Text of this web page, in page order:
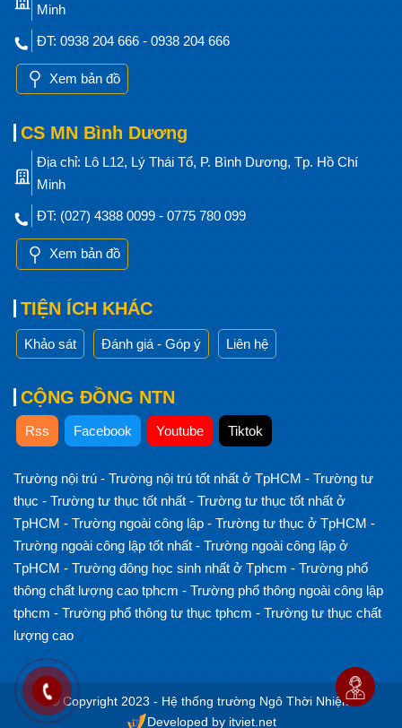
Minh
ĐT: 0938 204 666 - 0938 204 666
Xem bản đồ
CS MN Bình Dương
Địa chỉ: Lô L12, Lý Thái Tổ, P. Bình Dương, Tp. Hồ Chí
Minh
ĐT: (027) 4388 0099 - 0775 780 099
Xem bản đồ
TIỆN ÍCH KHÁC
Khảo sát Đánh giá - Góp ý Liên hệ
CỘNG ĐỒNG NTN
Rss Facebook Youtube Tiktok
Trường nội trú - Trường nội trú tốt nhất ở TpHCM - Trường tư
thục - Trường tư thục tốt nhất - Trường tư thục tốt nhất ở
TpHCM - Trường ngoài công lập - Trường tư thục ở TpHCM -
Trường ngoài công lập tốt nhất - Trường ngoài công lập ở
TpHCM - Trường đông học sinh nhất ở Tphcm - Trường phổ
thông chất lượng cao tphcm - Trường phổ thông ngoài công lập
tphcm - Trường phổ thông tư thục tphcm - Trường tư thục chất
lượng cao
© Copyright 2023 - Hệ thống trường Ngô Thời Nhiệm
Developed by itviet.net